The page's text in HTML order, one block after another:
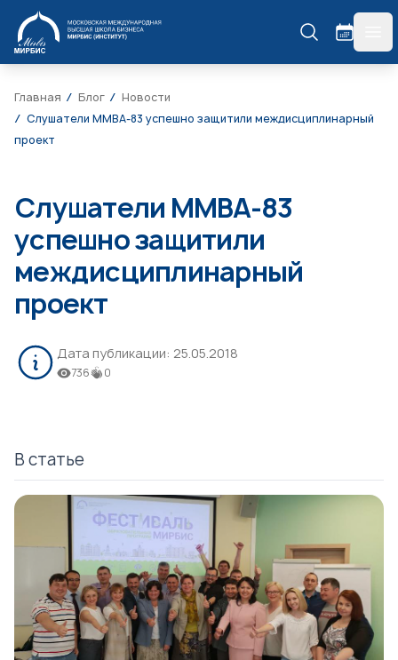
МИРБИС
Главная Блог
Новости
Слушатели ММВА-83 успешно защитили междисциплинарный
проект
Слушатели ММВА-83
успешно защитили
междисциплинарный
проект
Дата публикации: 25.05.2018
736 0
В статье